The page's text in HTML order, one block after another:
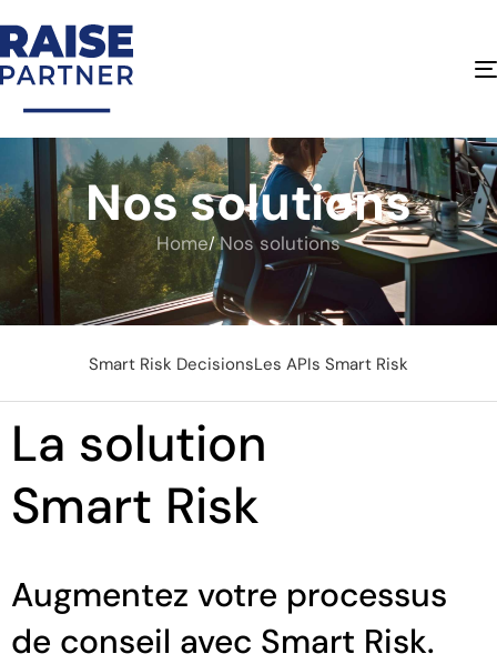
Nos solutions
Home Nos solutions
Smart Risk DecisionsLes APIs Smart Risk
La solution
Smart Risk
Augmentez votre processus
de conseil avec Smart Risk.